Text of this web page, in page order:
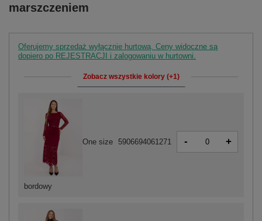
marszczeniem
Oferujemy sprzedaż wyłącznie hurtową. Ceny widoczne są
dopiero po REJESTRACJI i zalogowaniu w hurtowni.
Zobacz wszystkie kolory (+1)
bordowy
One size 5906694061271 - +